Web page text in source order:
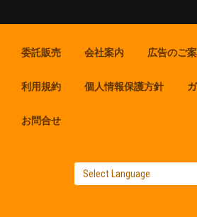
委託販売 会社案内 広告のご
利用規約 個人情報保護方針
お問合せ